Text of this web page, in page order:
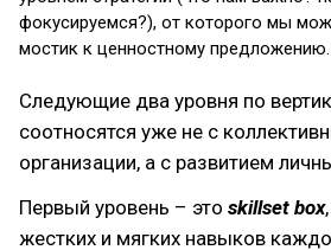
фокусируемся?), от которого мы
мостик к ценностному предложению.
Следующие два уровня по
соотносятся уже не с
организации, а с развитием
Первый уровень – это skillset box
жестких и мягких навыков